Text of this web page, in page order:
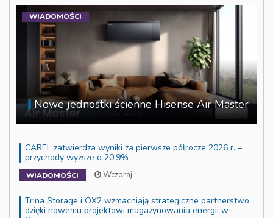
Nowe jednostki ścienne Hisense Air Master
WIADOMOŚCI
CAREL zatwierdza wyniki za pierwsze półrocze 2026 r. –
przychody wyższe o 20,9%
WIADOMOŚCI Wczoraj
Trina Storage i OX2 wzmacniają strategiczne partnerstwo
dzięki nowemu projektowi magazynowania energii w